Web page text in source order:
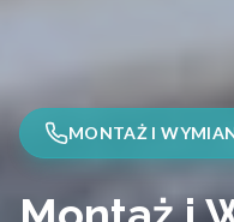
MONTAŻ I